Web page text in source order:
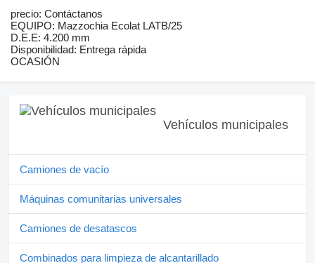
precio: Contáctanos
EQUIPO: Mazzochia Ecolat LATB/25
D.E.E: 4.200 mm
Disponibilidad: Entrega rápida
OCASIÓN
Vehículos municipales
Camiones de vacío
Máquinas comunitarias universales
Camiones de desatascos
Combinados para limpieza de alcantarillado